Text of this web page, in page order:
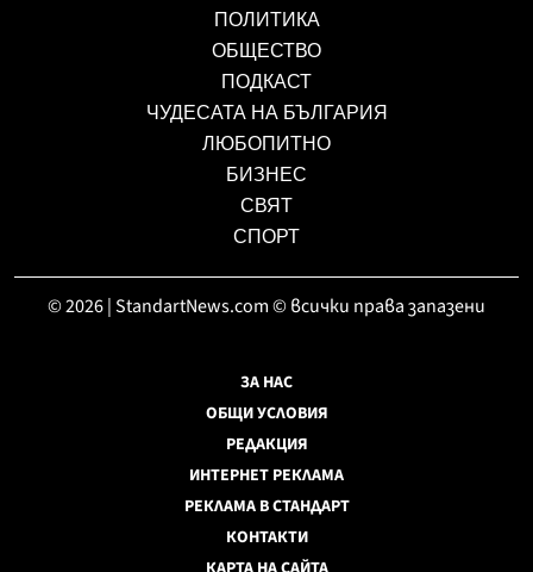
ПОЛИТИКА
ОБЩЕСТВО
ПОДКАСТ
ЧУДЕСАТА НА БЪЛГАРИЯ
ЛЮБОПИТНО
БИЗНЕС
СВЯТ
СПОРТ
© 2026 | StandartNews.com © всички права запазени
ЗА НАС
ОБЩИ УСЛОВИЯ
РЕДАКЦИЯ
ИНТЕРНЕТ РЕКЛАМА
РЕКЛАМА В СТАНДАРТ
КОНТАКТИ